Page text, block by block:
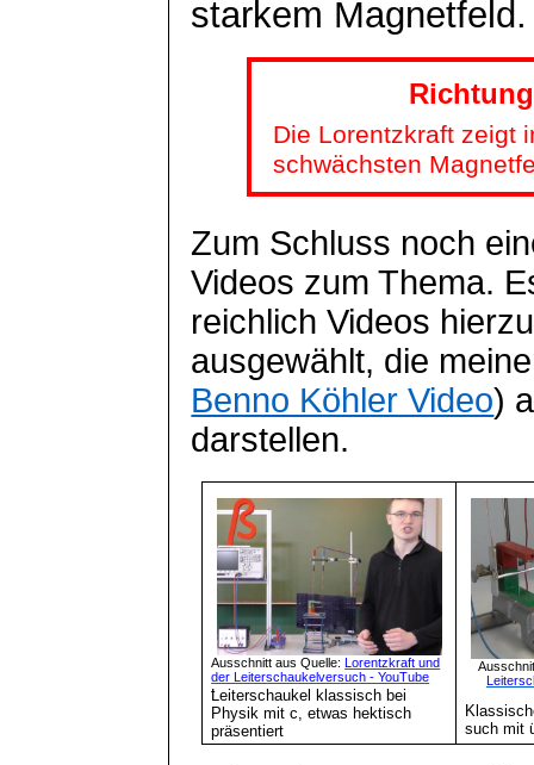
starkem
Die Lorentzkraft zeigt
schwächsten
Zum Schluss noch
Videos zum Thema.
reichlich Videos
ausgewählt, die
Benno Köhler Video)
darstellen.
Ausschnitt aus Quelle:Lorentzkraft und
der Leiterschaukelversuch - YouTube
Leiterschaukel klassisch bei
Physik mit c, etwas hektisch
präsentiert
such mit